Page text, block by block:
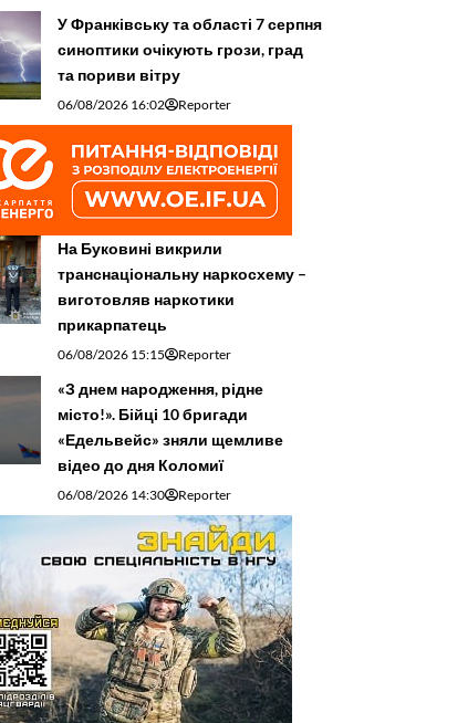
У Франківську та області 7 серпня
синоптики очікують грози, град
та пориви вітру
06/08/2026 16:02 Reporter
На Буковині викрили
транснаціональну наркосхему –
виготовляв наркотики
прикарпатець
06/08/2026 15:15 Reporter
«З днем народження, рідне
місто!». Бійці 10 бригади
«Едельвейс» зняли щемливе
відео до дня Коломиї
06/08/2026 14:30 Reporter